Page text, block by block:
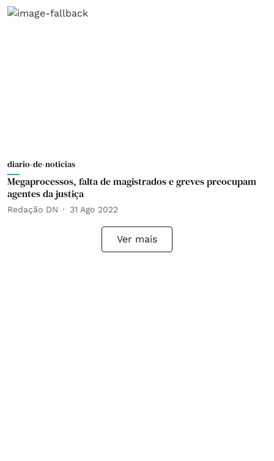
diario-de-noticias
Megaprocessos, falta de magistrados e greves preocupam
agentes da justiça
Redação DN 31 Ago 2022
Ver mais